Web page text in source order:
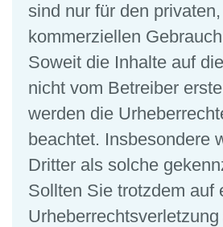
sind nur für den
kommerziellen
Soweit die Inhalte auf
nicht vom Betreiber
werden die
beachtet. Insbesondere
Dritter als solche
Sollten Sie trotzdem auf